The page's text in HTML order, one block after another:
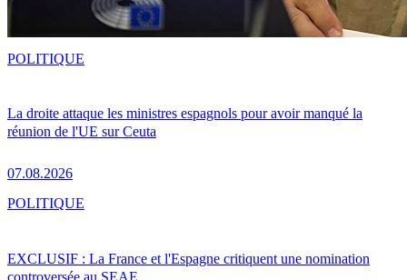
La droite attaque les ministres espagnols pour avoir manqué la
réunion de l'UE sur Ceuta
07.08.2026
POLITIQUE
EXCLUSIF : La France et l'Espagne critiquent une nomination
controversée au SEAE
POLITIQUE